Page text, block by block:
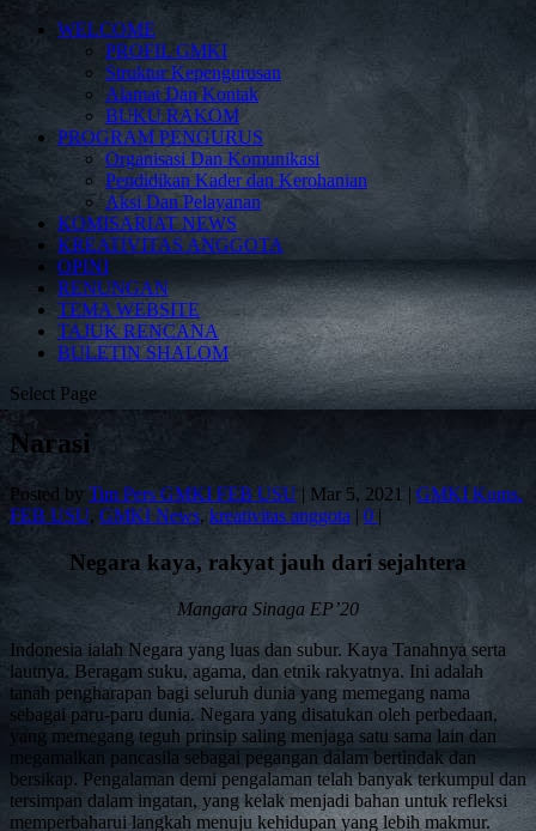
WELCOME
PROFIL GMKI
Struktur Kepengurusan
Alamat Dan Kontak
BUKU RAKOM
PROGRAM PENGURUS
Organisasi Dan Komunikasi
Pendidikan Kader dan Kerohanian
Aksi Dan Pelayanan
KOMISARIAT NEWS
KREATIVITAS ANGGOTA
OPINI
RENUNGAN
TEMA WEBSITE
TAJUK RENCANA
BULETIN SHALOM
Select Page
Narasi
Posted by Tim Pers GMKI FEB USU | Mar 5, 2021 | GMKI Koms.
FEB USU, GMKI News, kreativitas anggota | 0 |
Negara kaya, rakyat jauh dari sejahtera
Mangara Sinaga EP’20
Indonesia ialah Negara yang luas dan subur. Kaya Tanahnya serta
lautnya. Beragam suku, agama, dan etnik rakyatnya. Ini adalah
tanah pengharapan bagi seluruh dunia yang memegang nama
sebagai paru-paru dunia. Negara yang disatukan oleh perbedaan,
yang memegang teguh prinsip saling menjaga satu sama lain dan
megamalkan pancasila sebagai pegangan dalam bertindak dan
bersikap. Pengalaman demi pengalaman telah banyak terkumpul dan
tersimpan dalam ingatan, yang kelak menjadi bahan untuk refleksi
memperbaharui langkah menuju kehidupan yang lebih makmur.